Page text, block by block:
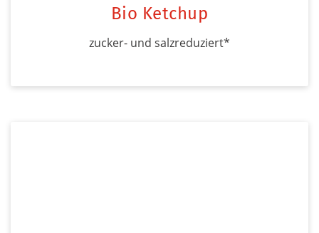
Bio Ketchup
zucker- und salzreduziert*